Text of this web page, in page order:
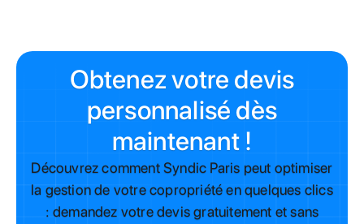
Obtenez votre devis
personnalisé dès
maintenant !
Découvrez comment Syndic Paris peut optimiser
la gestion de votre copropriété en quelques clics
: demandez votre devis gratuitement et sans